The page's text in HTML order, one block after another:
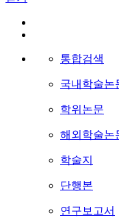
통합검색
국내학술논
학위논문
해외학술논
학술지
단행본
연구보고서